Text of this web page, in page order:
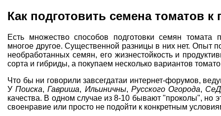
Как подготовить семена томатов к
Есть множество способов подготовки семян томата
многое другое. Существенной разницы в них нет. Опыт
необработанных семян, его жизнестойкость и
сорта и гибриды, а покупаем несколько вариантов
Что бы ни говорили завсегдатаи интернет-форумов,
УПоиска,Гавриша, Ильиничны, Русского Огорода,
качества. В одном случае из 8-10 бывают "проколы", но
своенравие или просто не подойти к конкретным